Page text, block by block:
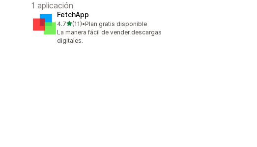
1 aplicación
FetchApp
4.7de 5 estrellas
(11)
11 reseñas en total
•Plan gratis disponible
La manera fácil de vender descargas
digitales.